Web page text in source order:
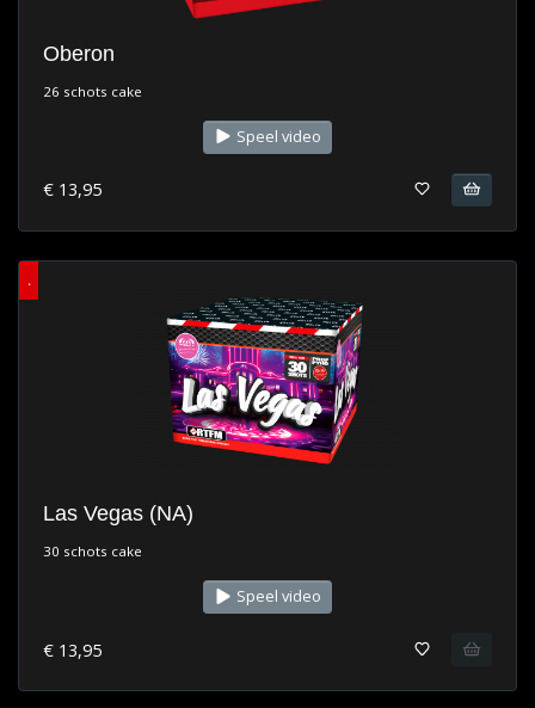
Oberon
26 schots cake
Speel video
€ 13,95
.
Las Vegas (NA)
30 schots cake
Speel video
€ 13,95